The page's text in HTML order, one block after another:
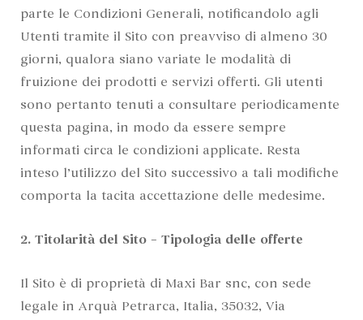
parte le Condizioni Generali, notificandolo agli
Utenti tramite il Sito con preavviso di almeno 30
giorni, qualora siano variate le modalità di
fruizione dei prodotti e servizi offerti. Gli utenti
sono pertanto tenuti a consultare periodicamente
questa pagina, in modo da essere sempre
informati circa le condizioni applicate. Resta
inteso l’utilizzo del Sito successivo a tali modifiche
comporta la tacita accettazione delle medesime.
2. Titolarità del Sito – Tipologia delle offerte
Il Sito è di proprietà di Maxi Bar snc, con sede
legale in Arquà Petrarca, Italia, 35032, Via